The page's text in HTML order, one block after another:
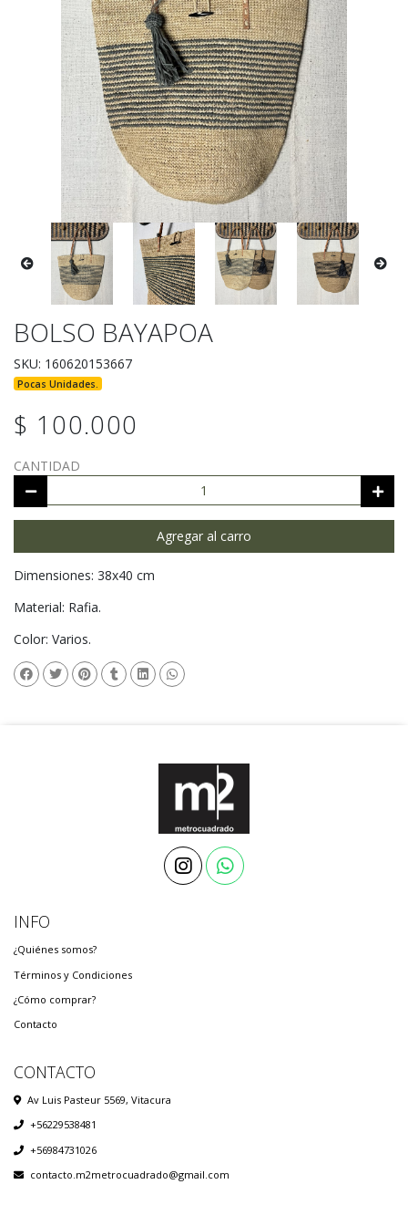
BOLSO BAYAPOA
SKU: 160620153667
Pocas Unidades.
$ 100.000
CANTIDAD
Agregar al carro
Dimensiones: 38x40 cm
Material: Rafia.
Color: Varios.
INFO
¿Quiénes somos?
Términos y Condiciones
¿Cómo comprar?
Contacto
CONTACTO
Av Luis Pasteur 5569, Vitacura
+56229538481
+56984731026
contacto.m2metrocuadrado@gmail.com